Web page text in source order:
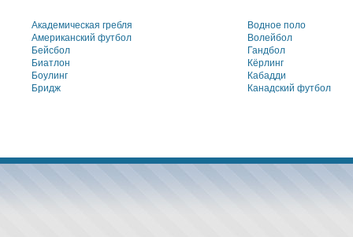
Академическая гребля
Американский футбол
Бейсбол
Биатлон
Боулинг
Бридж
Водное поло
Волейбол
Гандбол
Кёрлинг
Кабадди
Канадский футбол